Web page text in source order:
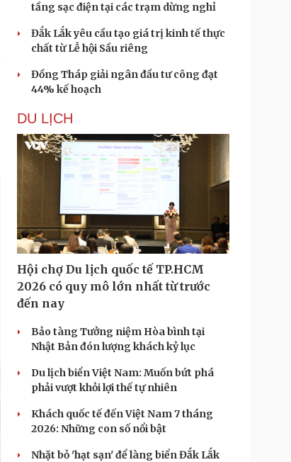
tầng sạc điện tại các trạm dừng nghỉ
Đắk Lắk yêu cầu tạo giá trị kinh tế thực
chất từ Lễ hội Sầu riêng
Đồng Tháp giải ngân đầu tư công đạt
44% kế hoạch
DU LỊCH
Hội chợ Du lịch quốc tế TP.HCM
2026 có quy mô lớn nhất từ trước
đến nay
Bảo tàng Tưởng niệm Hòa bình tại
Nhật Bản đón lượng khách kỷ lục
Du lịch biển Việt Nam: Muốn bứt phá
phải vượt khỏi lợi thế tự nhiên
Khách quốc tế đến Việt Nam 7 tháng
2026: Những con số nổi bật
Nhặt bỏ 'hạt sạn' để làng biển Đắk Lắk